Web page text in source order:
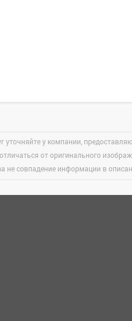
у компании,
от оригинального
не совпадение информации в